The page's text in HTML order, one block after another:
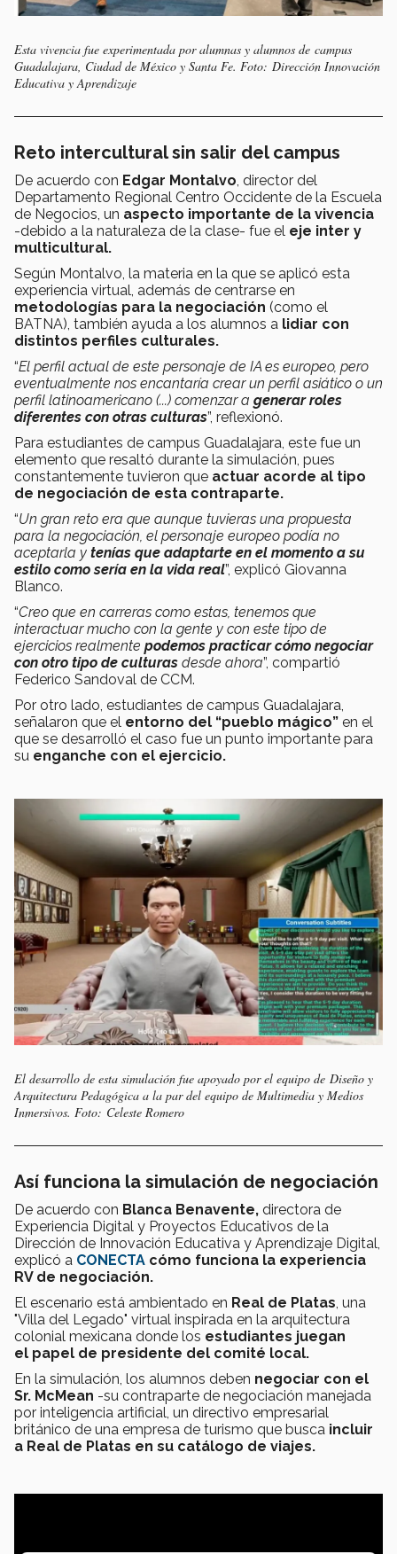
Esta vivencia fue experimentada por alumnas y alumnos de campus
Guadalajara, Ciudad de México y Santa Fe. Foto: Dirección Innovación
Educativa y Aprendizaje
Reto intercultural sin salir del campus
De acuerdo con Edgar Montalvo, director del
Departamento Regional Centro Occidente de la Escuela
de Negocios, un aspecto importante de la vivencia
-debido a la naturaleza de la clase- fue el eje inter y
multicultural.
Según Montalvo, la materia en la que se aplicó esta
experiencia virtual, además de centrarse en
metodologías para la negociación (como el
BATNA), también ayuda a los alumnos a lidiar con
distintos perfiles culturales.
“El perfil actual de este personaje de IA es europeo, pero
eventualmente nos encantaría crear un perfil asiático o un
perfil latinoamericano (...) comenzar a generar roles
diferentes con otras culturas”, reflexionó.
Para estudiantes de campus Guadalajara, este fue un
elemento que resaltó durante la simulación, pues
constantemente tuvieron que actuar acorde al tipo
de negociación de esta contraparte.
“Un gran reto era que aunque tuvieras una propuesta
para la negociación, el personaje europeo podía no
aceptarla y tenías que adaptarte en el momento a su
estilo como sería en la vida real”, explicó Giovanna
Blanco.
“Creo que en carreras como estas, tenemos que
interactuar mucho con la gente y con este tipo de
ejercicios realmente podemos practicar cómo negociar
con otro tipo de culturas desde ahora”, compartió
Federico Sandoval de CCM.
Por otro lado, estudiantes de campus Guadalajara,
señalaron que el entorno del “pueblo mágico” en el
que se desarrolló el caso fue un punto importante para
su enganche con el ejercicio.
El desarrollo de esta simulación fue apoyado por el equipo de Diseño y
Arquitectura Pedagógica a la par del equipo de Multimedia y Medios
Inmersivos. Foto: Celeste Romero
Así funciona la simulación de negociación
De acuerdo con Blanca Benavente, directora de
Experiencia Digital y Proyectos Educativos de la
Dirección de Innovación Educativa y Aprendizaje Digital,
explicó a CONECTA cómo funciona la experiencia
RV de negociación.
El escenario está ambientado en Real de Platas , una
"Villa del Legado" virtual inspirada en la arquitectura
colonial mexicana donde los estudiantes juegan
el papel de presidente del comité local.
En la simulación, los alumnos deben negociar con el
Sr. McMean -su contraparte de negociación manejada
por inteligencia artificial, un directivo empresarial
británico de una empresa de turismo que busca incluir
a Real de Platas en su catálogo de viajes.